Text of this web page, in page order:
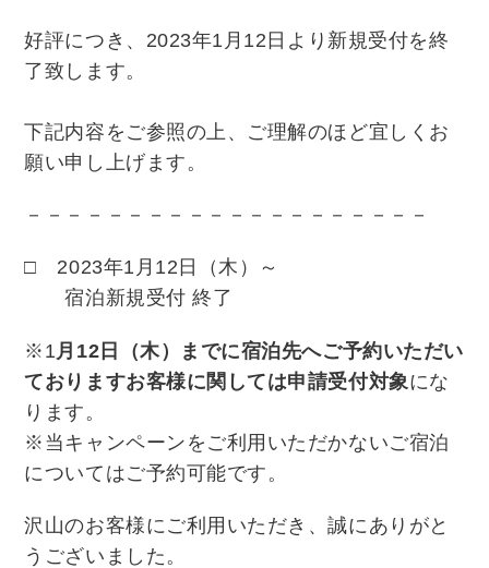
好評につき、 2023年1月12日より新規受付を終
了致します。
下記内容をご参照の上、ご理解のほど宜しくお
願い申し上げます。
－－－－－－－－－－－－－－－－－－－－
□ 2023年1月12 日（木）～
宿泊新規受付 終了
※1 月12日（木）までに宿泊先へご予約いただい
ておりますお客様に関しては申請受付対象 にな
ります。
※当キャンペーンをご利用いただかないご宿泊
についてはご予約可能です。
沢山のお客様にご利用いただき、誠にありがと
うございました。